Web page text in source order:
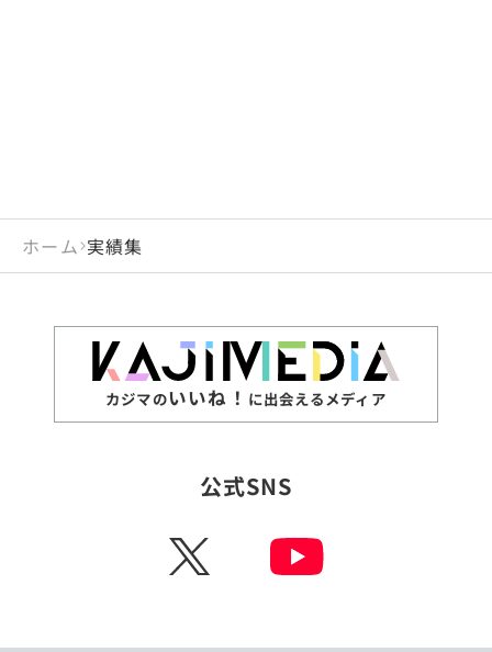
ホーム 実績集
カジマのいいね！ に出会えるメディア
公式SNS
X